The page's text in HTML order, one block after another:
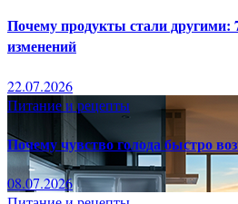
Почему продукты стали другими:
изменений
22.07.2026
Питание и рецепты
Почему чувство голода быстро
08.07.2026